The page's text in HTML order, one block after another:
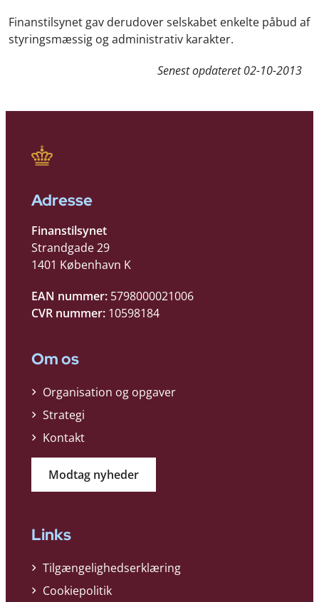
Finanstilsynet gav derudover selskabet enkelte påbud af
styringsmæssig og administrativ karakter.
Senest opdateret02-10-2013
Adresse
Finanstilsynet
Strandgade 29
1401 København K
EAN nummer: 5798000021006
CVR nummer: 10598184
Om os
Organisation og opgaver
Strategi
Kontakt
Modtag nyheder
Links
Tilgængelighedserklæring
Cookiepolitik